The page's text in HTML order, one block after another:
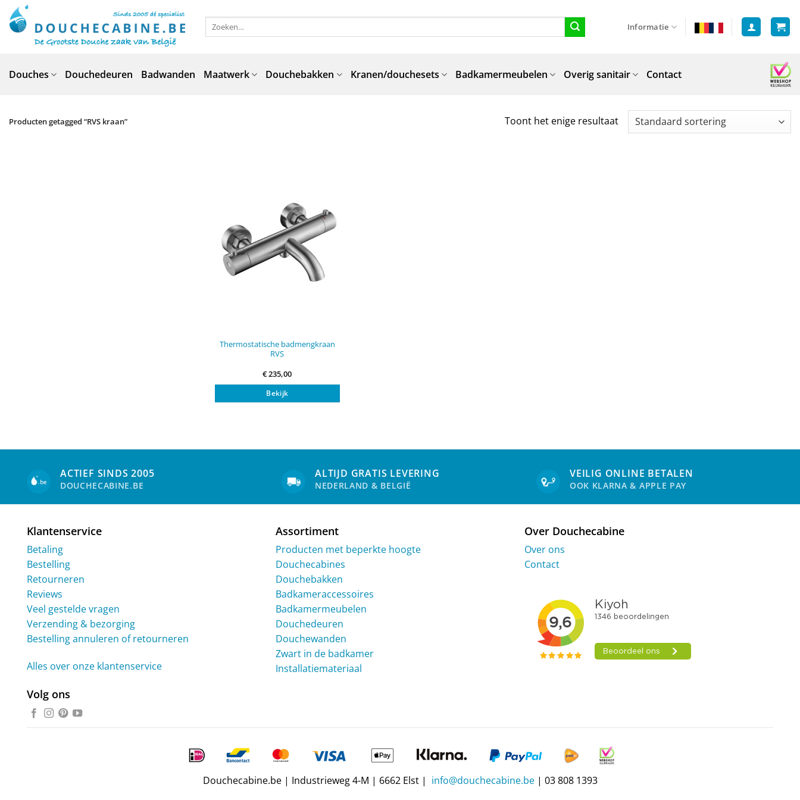
naar
inhoud
Zoeken
Informatie
Douches Douchedeuren Badwanden Maatwerk Douchebakken Kranen/douchesets Badkamermeubelen Overig sanitair Contact
Producten getagged “RVS kraan” Toont het enige resultaat
Thermostatische badmengkraan
RVS
€235,00
Bekijk
ACTIEF SINDS 2005
DOUCHECABINE.BE
ALTIJD GRATIS LEVERING
NEDERLAND & BELGIË
VEILIG ONLINE BETALEN
OOK KLARNA & APPLE PAY
Klantenservice
Betaling
Bestelling
Retourneren
Reviews
Veel gestelde vragen
Verzending & bezorging
Bestelling annuleren of retourneren
Alles over onze klantenservice
Volg ons
Assortiment
Producten met beperkte hoogte
Douchecabines
Douchebakken
Badkameraccessoires
Badkamermeubelen
Douchedeuren
Douchewanden
Zwart in de badkamer
Installatiemateriaal
Over Douchecabine
Over ons
Contact
Douchecabine.be | Industrieweg 4-M | 6662 Elst | info@douchecabine.be| 03 808 1393